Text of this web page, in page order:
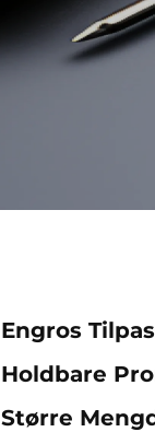
Engros
Holdbare
Større